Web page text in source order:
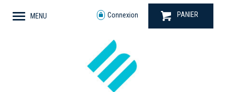
MENU Connexion PANIER